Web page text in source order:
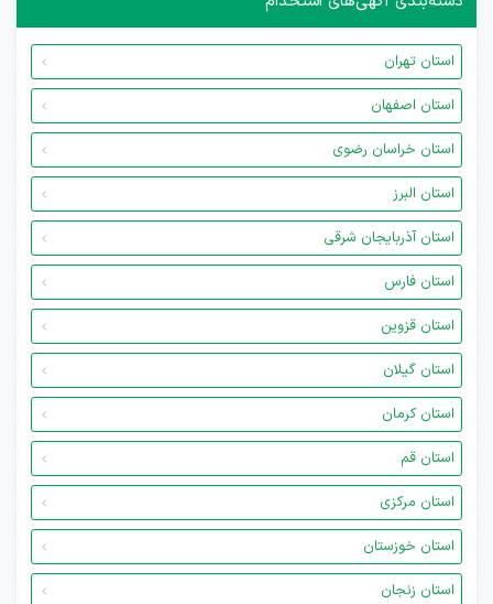
استان تهران
استان اصفهان
استان خراسان رضوی
استان البرز
استان آذربایجان شرقی
استان فارس
استان قزوین
استان گیلان
استان کرمان
استان قم
استان مرکزی
استان خوزستان
استان زنجان